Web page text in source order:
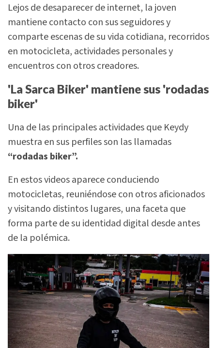
Lejos de desaparecer de internet, la joven
mantiene contacto con sus seguidores y
comparte escenas de su vida cotidiana, recorridos
en motocicleta, actividades personales y
encuentros con otros creadores.
'La Sarca Biker' mantiene sus 'rodadas
biker'
Una de las principales actividades que Keydy
muestra en sus perfiles son las llamadas
“rodadas biker”.
En estos videos aparece conduciendo
motocicletas, reuniéndose con otros aficionados
y visitando distintos lugares, una faceta que
forma parte de su identidad digital desde antes
de la polémica.